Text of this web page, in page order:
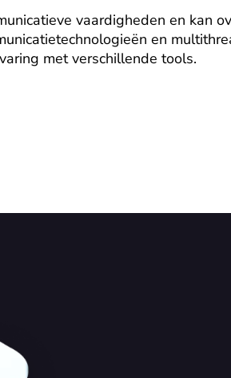
vaardigheden en kan
en
met verschillende tools.